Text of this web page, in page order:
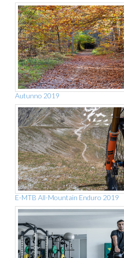
Autunno 2019
E-MTB All-Mountain Enduro 2019